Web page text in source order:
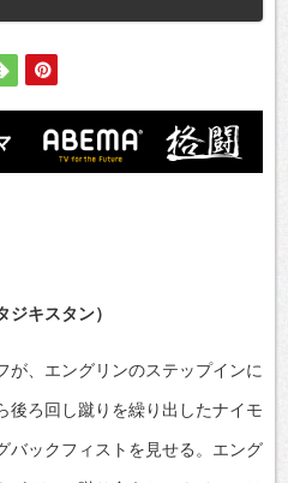
キスタン）
が、エングリンのステップインに
後ろ回し蹴りを繰り出したナイモ
バックフィストを見せる。エング